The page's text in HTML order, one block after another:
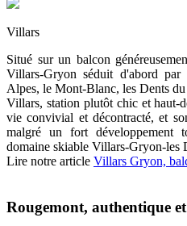
Villars
Situé sur un balcon
Villars-Gryon séduit d'abord
Alpes, le Mont-Blanc, les Dents
Villars, station plutôt chic et haut-
vie convivial et décontracté, et
malgré un fort développement
domaine skiable Villars-Gryon-les
Lire notre article Villars Gryon,
Rougemont, authentique